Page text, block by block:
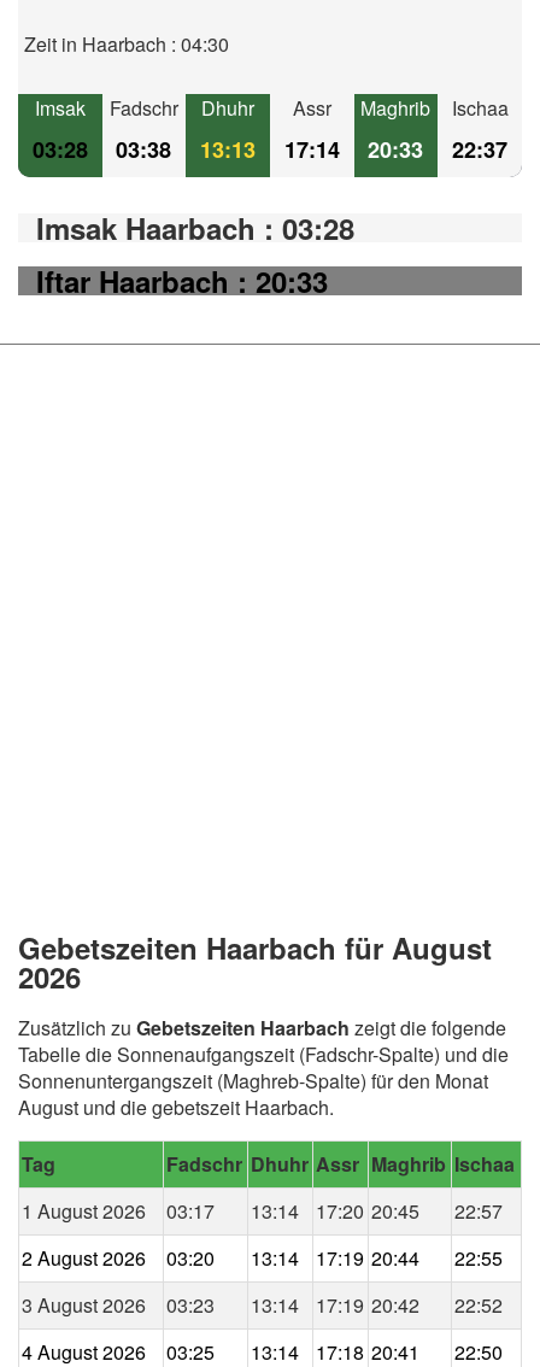
Zeit in Haarbach : 04:30
Imsak
03:28
Fadschr
03:38
Dhuhr
13:13
Assr
17:14
Maghrib
20:33
Ischaa
22:37
Imsak Haarbach : 03:28
Iftar Haarbach : 20:33
Gebetszeiten Haarbach für August
2026
Zusätzlich zu Gebetszeiten Haarbach zeigt die folgende
Tabelle die Sonnenaufgangszeit (Fadschr-Spalte) und die
Sonnenuntergangszeit (Maghreb-Spalte) für den Monat
August und die gebetszeit Haarbach.
Tag Fadschr Dhuhr Assr Maghrib Ischaa
1 August 2026
03:17 13:14 17:20 20:45
22:57
2 August 2026
03:20 13:14 17:19 20:44
22:55
3 August 2026
03:23 13:14 17:19 20:42
22:52
4 August 2026
03:25 13:14 17:18 20:41
22:50